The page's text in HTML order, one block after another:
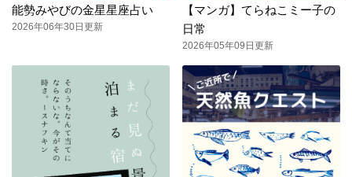
能勢みやびの金星星座占い
2026年06年30日更新
【マンガ】てらねこミー子の
日常
2026年05年09日更新